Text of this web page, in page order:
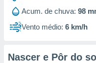
1199
Acum. de chuva: 98
Vento médio: 6 km/h
Nascer e Pôr do sol